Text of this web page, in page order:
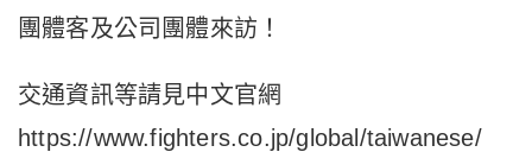
團體客及公司團體來訪！
交通資訊等請見中文官網
https://www.fighters.co.jp/global/taiwanese/